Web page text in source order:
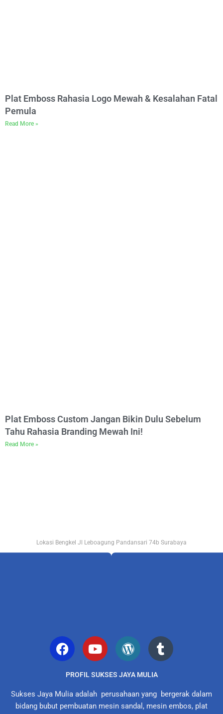
Plat Emboss Rahasia Logo Mewah & Kesalahan Fatal
Pemula
Read More »
Plat Emboss Custom Jangan Bikin Dulu Sebelum
Tahu Rahasia Branding Mewah Ini!
Read More »
Lokasi Bengkel Jl Leboagung Pandansari 74b Surabaya
PROFIL SUKSES JAYA MULIA
Sukses Jaya Mulia adalah perusahaan yang bergerak dalam
bidang bubut pembuatan mesin sandal, mesin embos, plat